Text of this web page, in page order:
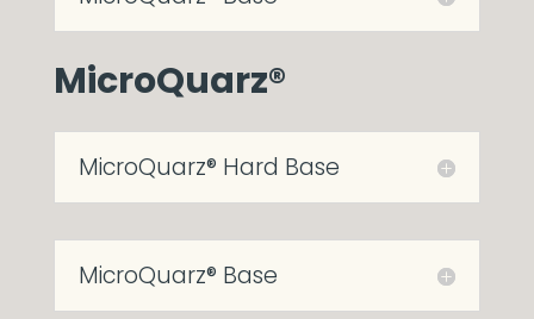
MicroQuarz®
MicroQuarz® Hard Base
MicroQuarz® Base